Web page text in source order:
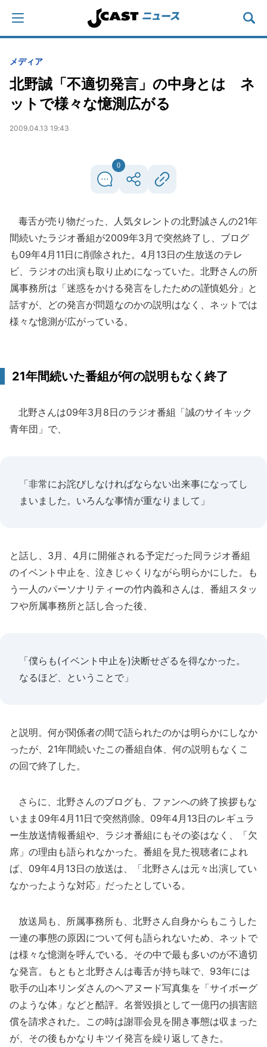
メディア
北野誠「不適切発言」の中身とは ネ
ットで様々な憶測広がる
2009.04.13 19:43
0
毒舌が売り物だった、人気タレントの北野誠さんの21年
間続いたラジオ番組が2009年3月で突然終了し、ブログ
も09年4月11日に削除された。4月13日の生放送のテレ
ビ、ラジオの出演も取り止めになっていた。北野さんの所
属事務所は「迷惑をかける発言をしたための謹慎処分」と
話すが、どの発言が問題なのかの説明はなく、ネットでは
様々な憶測が広がっている。
21年間続いた番組が何の説明もなく終了
北野さんは09年3月8日のラジオ番組「誠のサイキック
青年団」で、
「非常にお詫びしなければならない出来事になってし
まいました。いろんな事情が重なりまして」
と話し、3月、4月に開催される予定だった同ラジオ番組
のイベント中止を、泣きじゃくりながら明らかにした。も
う一人のパーソナリティーの竹内義和さんは、番組スタッ
フや所属事務所と話し合った後、
「僕らも(イベント中止を)決断せざるを得なかった。
なるほど、ということで」
と説明。何が関係者の間で語られたのかは明らかにしなか
ったが、21年間続いたこの番組自体、何の説明もなくこ
の回で終了した。
さらに、北野さんのブログも、ファンへの終了挨拶もな
いまま09年4月11日で突然削除。09年4月13日のレギュラ
ー生放送情報番組や、ラジオ番組にもその姿はなく、「欠
席」の理由も語られなかった。番組を見た視聴者によれ
ば、09年4月13日の放送は、「北野さんは元々出演してい
なかったような対応」だったとしている。
放送局も、所属事務所も、北野さん自身からもこうした
一連の事態の原因について何も語られないため、ネットで
は様々な憶測を呼んでいる。その中で最も多いのが不適切
な発言。もともと北野さんは毒舌が持ち味で、93年には
歌手の山本リンダさんのヘアヌード写真集を「サイボーグ
のような体」などと酷評。名誉毀損として一億円の損害賠
償を請求された。この時は謝罪会見を開き事態は収まった
が、その後もかなりキツイ発言を繰り返してきた。